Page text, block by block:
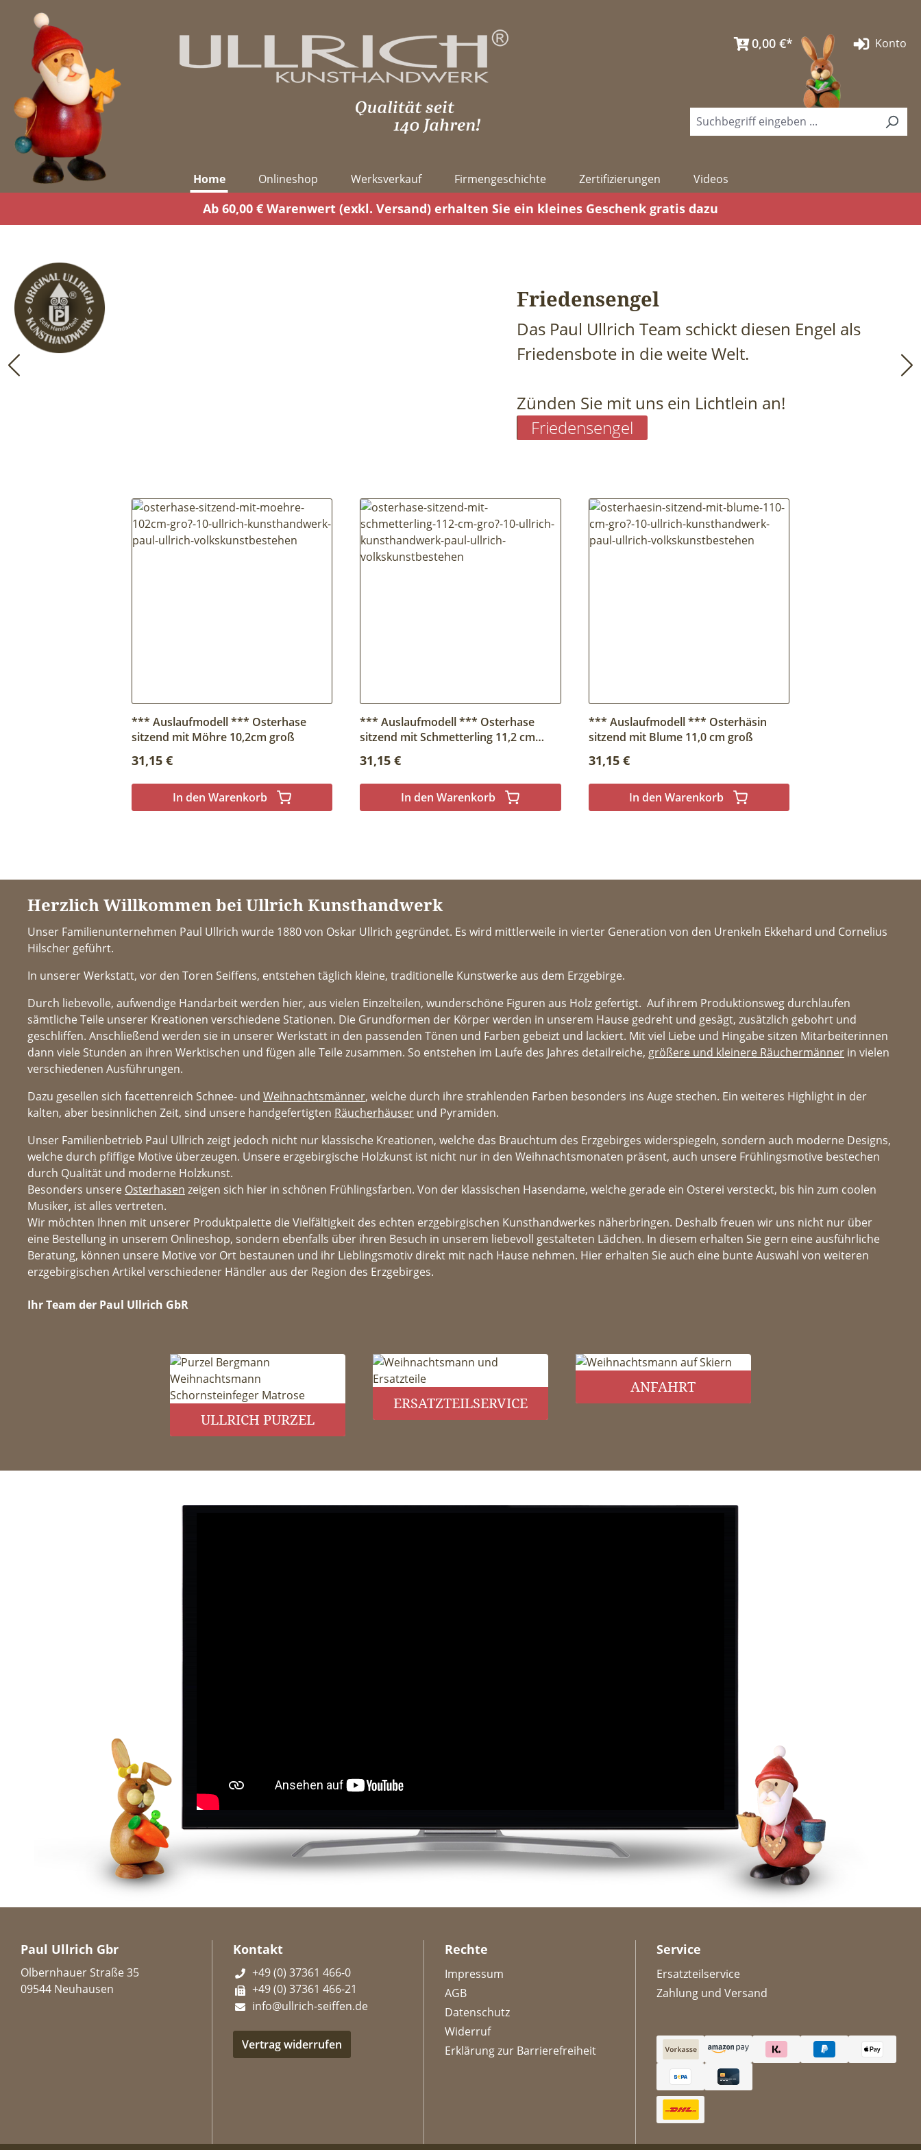
Hauptinhalt springen
Zur Suche springen
Zur Hauptnavigation springen
0,00 €* Konto
Home Onlineshop Werksverkauf Firmengeschichte Zertifizierungen Videos
Ab 60,00 € Warenwert (exkl. Versand) erhalten Sie ein kleines Geschenk gratis dazu
Friedensengel
Das Paul Ullrich Team schickt diesen Engel als
Friedensbote in die weite Welt.
Zünden Sie mit uns ein Lichtlein an!
Friedensengel
*** Auslaufmodell *** Osterhase
sitzend mit Möhre 10,2cm groß
Regulärer Preis:
31,15 €
In den Warenkorb
*** Auslaufmodell *** Osterhase
sitzend mit Schmetterling 11,2 cm
Regulärer Preis:
31,15 €
In den Warenkorb
*** Auslaufmodell *** Osterhäsin
sitzend mit Blume 11,0 cm groß
Regulärer Preis:
31,15 €
In den Warenkorb
Herzlich Willkommen bei Ullrich Kunsthandwerk
Unser Familienunternehmen Paul Ullrich wurde 1880 von Oskar Ullrich gegründet. Es wird mittlerweile in vierter Generation von den Urenkeln Ekkehard und Cornelius
Hilscher geführt.
In unserer Werkstatt, vor den Toren Seiffens, entstehen täglich kleine, traditionelle Kunstwerke aus dem Erzgebirge.
Durch liebevolle, aufwendige Handarbeit werden hier, aus vielen Einzelteilen, wunderschöne Figuren aus Holz gefertigt. Auf ihrem Produktionsweg durchlaufen
sämtliche Teile unserer Kreationen verschiedene Stationen. Die Grundformen der Körper werden in unserem Hause gedreht und gesägt, zusätzlich gebohrt und
geschliffen. Anschließend werden sie in unserer Werkstatt in den passenden Tönen und Farben gebeizt und lackiert. Mit viel Liebe und Hingabe sitzen Mitarbeiterinnen
dann viele Stunden an ihren Werktischen und fügen alle Teile zusammen. So entstehen im Laufe des Jahres detailreiche, größere und kleinere Räuchermänner in vielen
verschiedenen Ausführungen.
Dazu gesellen sich facettenreich Schnee- und Weihnachtsmänner, welche durch ihre strahlenden Farben besonders ins Auge stechen. Ein weiteres Highlight in der
kalten, aber besinnlichen Zeit, sind unsere handgefertigten Räucherhäuser und Pyramiden.
Unser Familienbetrieb Paul Ullrich zeigt jedoch nicht nur klassische Kreationen, welche das Brauchtum des Erzgebirges widerspiegeln, sondern auch moderne Designs,
welche durch pfiffige Motive überzeugen. Unsere erzgebirgische Holzkunst ist nicht nur in den Weihnachtsmonaten präsent, auch unsere Frühlingsmotive bestechen
durch Qualität und moderne Holzkunst.
Besonders unsere Osterhasen zeigen sich hier in schönen Frühlingsfarben. Von der klassischen Hasendame, welche gerade ein Osterei versteckt, bis hin zum coolen
Musiker, ist alles vertreten.
Wir möchten Ihnen mit unserer Produktpalette die Vielfältigkeit des echten erzgebirgischen Kunsthandwerkes näherbringen. Deshalb freuen wir uns nicht nur über
eine Bestellung in unserem Onlineshop, sondern ebenfalls über ihren Besuch in unserem liebevoll gestalteten Lädchen. In diesem erhalten Sie gern eine ausführliche
Beratung, können unsere Motive vor Ort bestaunen und ihr Lieblingsmotiv direkt mit nach Hause nehmen. Hier erhalten Sie auch eine bunte Auswahl von weiteren
erzgebirgischen Artikel verschiedener Händler aus der Region des Erzgebirges.
Ihr Team der Paul Ullrich GbR
ULLRICH PURZEL
ERSATZTEILSERVICE
ANFAHRT
Paul Ullrich Gbr
Olbernhauer Straße 35
09544 Neuhausen
Kontakt
+49 (0) 37361 466-0
+49 (0) 37361 466-21
info@ullrich-seiffen.de
Vertrag widerrufen
Rechte
Impressum
AGB
Datenschutz
Widerruf
Erklärung zur Barrierefreiheit
Service
Ersatzteilservice
Zahlung und Versand